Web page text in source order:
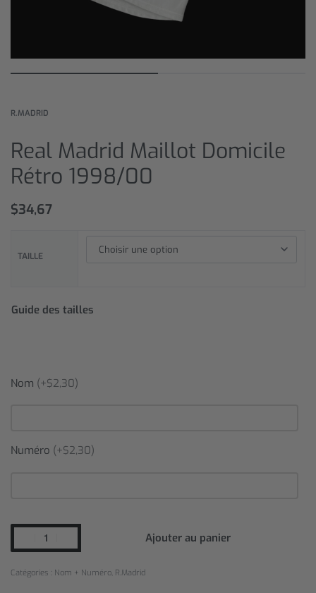
R.MADRID
Real Madrid Maillot Domicile
Rétro 1998/00
$34,67
TAILLE
Guide des tailles
Nom (+$2,30)
Numéro (+$2,30)
Ajouter au panier
Catégories : Nom + Numéro R.Madrid